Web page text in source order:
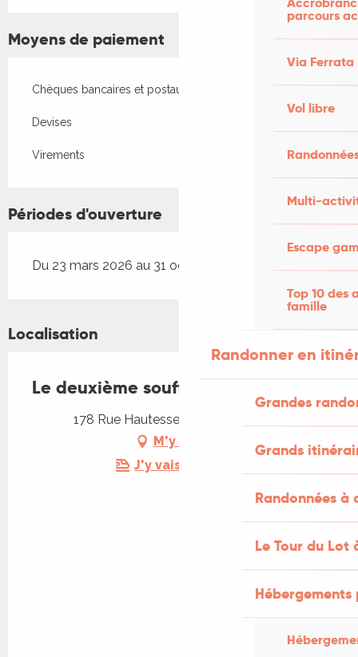
parcours
Via Ferrata
Vol libre
Multi-
Escape
Top 10 des
famille
Randonner en
Grandes
Grands
Randonnées
Le Tour du Lot
Moyens de paiement
Chèques bancaires et postaux
Devises
Virements
Périodes d'ouverture
Du 23 mars 2026 au 31 octobre 2026
Localisation
Le deuxième souffle
178 Rue Hautesserre, 46000 Cahors
M'y rendre
J'y vais en train !